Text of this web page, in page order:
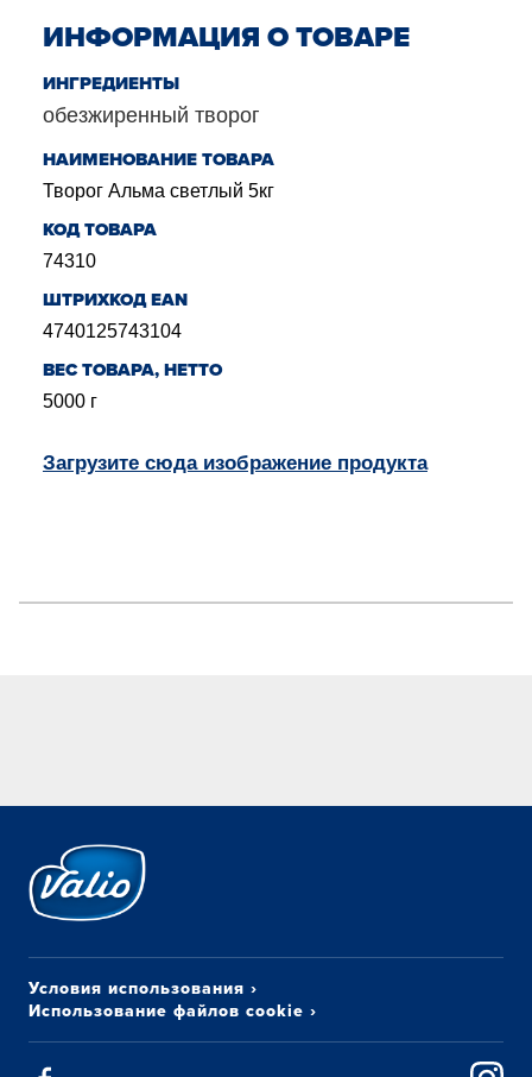
ИНФОРМАЦИЯ О ТОВАРЕ
ИНГРЕДИЕНТЫ
обезжиренный творог
НАИМЕНОВАНИЕ ТОВАРА
Творог Альма светлый 5кг
КОД ТОВАРА
74310
ШТРИХКОД EAN
4740125743104
BЕС ТОВАРА, НЕТТО
5000 г
Загрузите сюда изображение продукта
Условия использования ›
Использование файлов cookie ›